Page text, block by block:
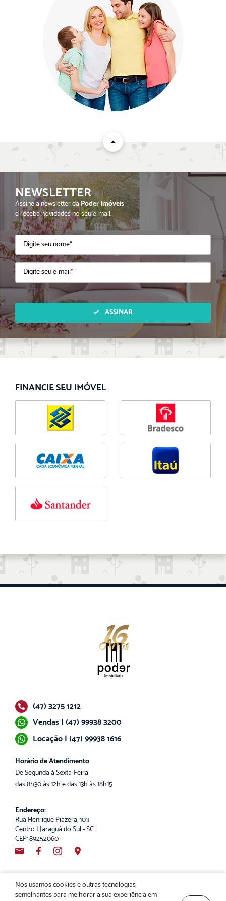
Nós usamos cookies e outras tecnologias
semelhantes para melhorar a sua experiência em
NEWSLETTER
Assine a newsletter daPoder Imóveis
e receba novidades no seu e-mail.
ASSINAR
FINANCIE SEU IMÓVEL
(47) 3275 1212
Vendas | (47) 99938 3200
Locação | (47) 99938 1616
Horário de Atendimento
De Segunda à Sexta-Feira
das 8h30 às 12h e das 13h às 18h15
Endereço:
Rua Henrique Piazera, 103
Centro | Jaraguá do Sul - SC
CEP: 89252060